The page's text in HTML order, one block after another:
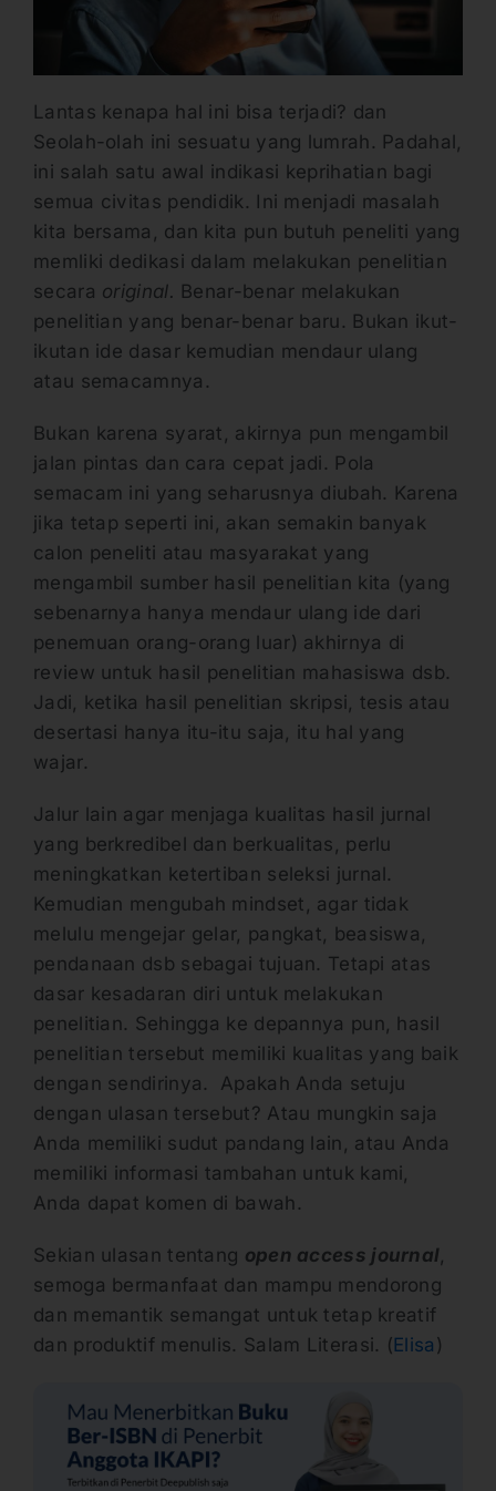
Lantas kenapa hal ini bisa terjadi? dan
Seolah-olah ini sesuatu yang lumrah. Padahal,
ini salah satu awal indikasi keprihatian bagi
semua civitas pendidik. Ini menjadi masalah
kita bersama, dan kita pun butuh peneliti yang
memliki dedikasi dalam melakukan penelitian
secara original. Benar-benar melakukan
penelitian yang benar-benar baru. Bukan ikut-
ikutan ide dasar kemudian mendaur ulang
atau semacamnya.
Bukan karena syarat, akirnya pun mengambil
jalan pintas dan cara cepat jadi. Pola
semacam ini yang seharusnya diubah. Karena
jika tetap seperti ini, akan semakin banyak
calon peneliti atau masyarakat yang
mengambil sumber hasil penelitian kita (yang
sebenarnya hanya mendaur ulang ide dari
penemuan orang-orang luar) akhirnya di
review untuk hasil penelitian mahasiswa dsb.
Jadi, ketika hasil penelitian skripsi, tesis atau
desertasi hanya itu-itu saja, itu hal yang
wajar.
Jalur lain agar menjaga kualitas hasil jurnal
yang berkredibel dan berkualitas, perlu
meningkatkan ketertiban seleksi jurnal.
Kemudian mengubah mindset, agar tidak
melulu mengejar gelar, pangkat, beasiswa,
pendanaan dsb sebagai tujuan. Tetapi atas
dasar kesadaran diri untuk melakukan
penelitian. Sehingga ke depannya pun, hasil
penelitian tersebut memiliki kualitas yang baik
dengan sendirinya. Apakah Anda setuju
dengan ulasan tersebut? Atau mungkin saja
Anda memiliki sudut pandang lain, atau Anda
memiliki informasi tambahan untuk kami,
Anda dapat komen di bawah.
Sekian ulasan tentang open access journal,
semoga bermanfaat dan mampu mendorong
dan memantik semangat untuk tetap kreatif
dan produktif menulis. Salam Literasi. (Elisa )